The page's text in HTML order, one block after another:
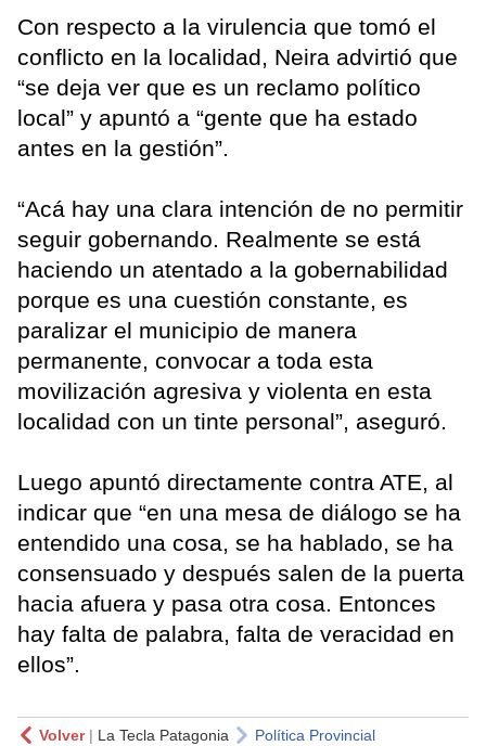
Con respecto a la virulencia que tomó el
conflicto en la localidad, Neira advirtió que
“se deja ver que es un reclamo político
local” y apuntó a “gente que ha estado
antes en la gestión”.
“Acá hay una clara intención de no permitir
seguir gobernando. Realmente se está
haciendo un atentado a la gobernabilidad
porque es una cuestión constante, es
paralizar el municipio de manera
permanente, convocar a toda esta
movilización agresiva y violenta en esta
localidad con un tinte personal”, aseguró.
Luego apuntó directamente contra ATE, al
indicar que “en una mesa de diálogo se ha
entendido una cosa, se ha hablado, se ha
consensuado y después salen de la puerta
hacia afuera y pasa otra cosa. Entonces
hay falta de palabra, falta de veracidad en
ellos”.
Volver| La Tecla Patagonia Política Provincial